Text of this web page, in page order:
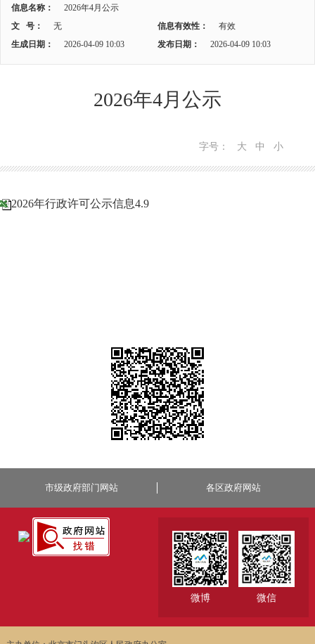
信息名称：
2026年4月公示
文 号：
无 信息有效性：
有效
生成日期：
2026-04-09 10:03 发布日期： 2026-04-09 10:03
2026年4月公示
字号： 大 中 小
2026年行政许可公示信息4.9
市级政府部门网站 各区政府网站
微博 微信